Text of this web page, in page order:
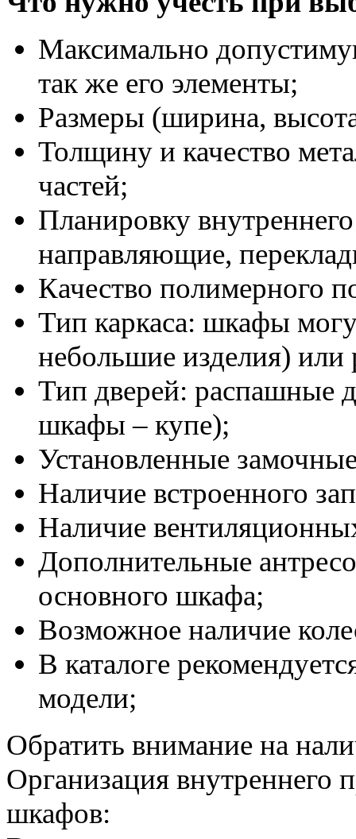
Максимально
так же его элементы;
Размеры (ширина,
Толщину и качество
частей;
Планировку
направляющие,
Качество полимерного
Тип каркаса: шкафы
небольшие изделия)
Тип дверей: распашные
шкафы – купе);
Установленные
Наличие встроенного
Наличие
Дополнительные
основного шкафа;
Возможное наличие
В каталоге
модели;
Обратить внимание на
Организация внутреннего
шкафов: